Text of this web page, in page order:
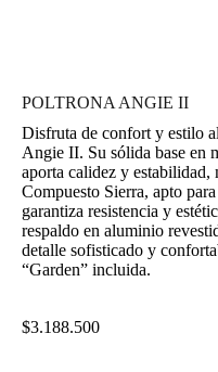
POLTRONA ANGIE II
Disfruta de confort y estilo
Angie II. Su sólida base en
aporta calidez y estabilidad,
Compuesto Sierra, apto
garantiza resistencia y
respaldo en aluminio
detalle sofisticado y
“Garden” incluida.
$3.188.500